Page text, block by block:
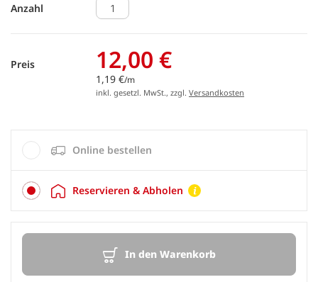
Anzahl
Preis 12,00 €
1,19 €/m
inkl. gesetzl. MwSt., zzgl. Versandkosten
Online bestellen
Reservieren & Abholen
In den Warenkorb